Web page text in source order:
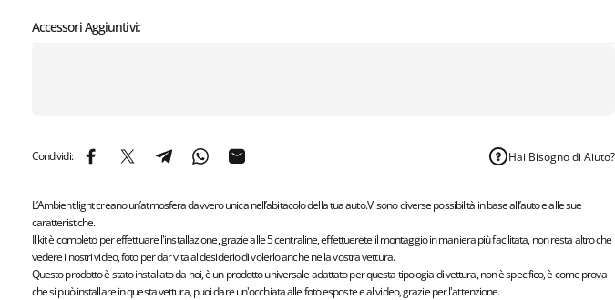
Accessori Aggiuntivi:
Condividi: Condividi su Facebook
Condividi su XCondividi su Telegram
Condividi su WhatsApp
Condivide via e-mail Hai Bisogno di Aiuto?
L’Ambient light creano un’atmosfera davvero unica nell’abitacolo della tua auto.Vi sono diverse possibilità in base all’auto e alle sue
caratteristiche.
Il kit è completo per effettuare l'installazione, grazie alle 5 centraline, effettuerete il montaggio in maniera più facilitata, non resta altro che
vedere i nostri video, foto per dar vita al desiderio di volerlo anche nella vostra vettura.
Questo prodotto è stato installato da noi, è un prodotto universale adattato per questa tipologia di vettura, non è specifico, è come prova
che si può installare in questa vettura, puoi dare un'occhiata alle foto esposte e al video, grazie per l'attenzione.